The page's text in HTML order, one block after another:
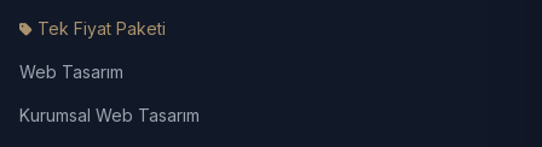
Tek Fiyat Paketi
Web Tasarım
Kurumsal Web Tasarım